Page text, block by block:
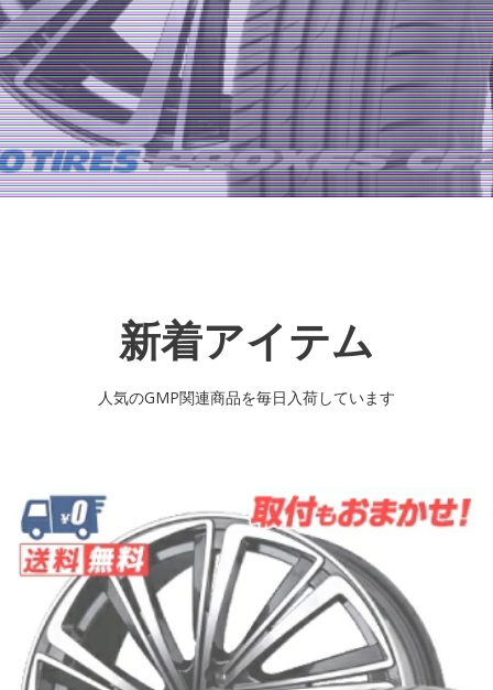
新着アイテム
人気のGMP関連商品を毎日入荷しています